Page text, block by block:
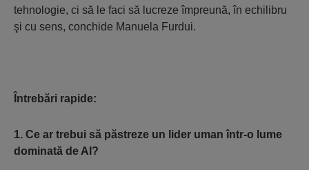
tehnologie, ci să le faci să lucreze împreună, în echilibru
şi cu sens, conchide Manuela Furdui.
Întrebări rapide:
1. Ce ar trebui să păstreze un lider uman într-o lume
dominată de AI?